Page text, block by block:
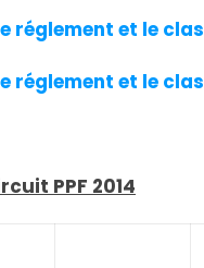
réglement et le
réglement et le
PPF 2014